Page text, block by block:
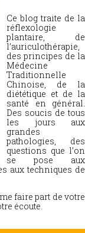
Ce blog traite de la
réflexologie
plantaire, de
l’auriculothérapie,
des principes de la
Médecine
Traditionnelle
Chinoise, de la
diététique et de la
santé en général.
Des soucis de tous
les jours aux
grandes
pathologies, des
questions que l’on
se pose aux
aux techniques de
faire part de votre
écoute.